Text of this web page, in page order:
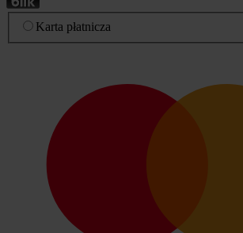
Karta płatnicza